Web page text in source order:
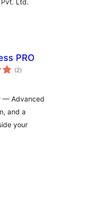
Ltd.
PRO
(2avaliações
totais
)
— Advanced
and a
your